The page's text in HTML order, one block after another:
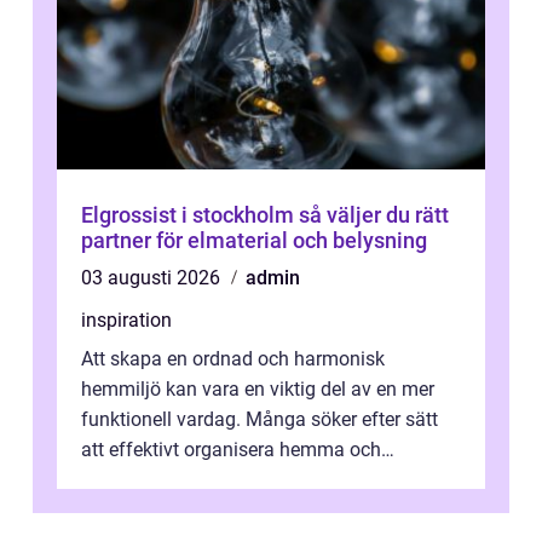
Elgrossist i stockholm så väljer du rätt
partner för elmaterial och belysning
03 augusti 2026
admin
inspiration
Att skapa en ordnad och harmonisk
hemmiljö kan vara en viktig del av en mer
funktionell vardag. Många söker efter sätt
att effektivt organisera hemma och